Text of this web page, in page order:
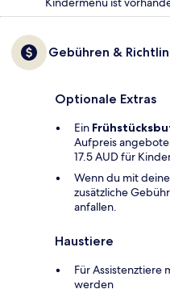
Gebühren &
Optionale Extras
Ein
Aufpreis
17.5 AUD für
Wenn du mit
zusätzliche
anfallen.
Haustiere
Für Assistenztiere
werden